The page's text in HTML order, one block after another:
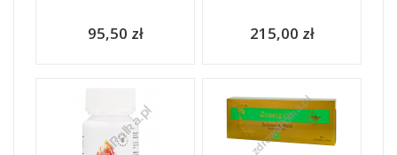
95,50 zł 215,00 zł